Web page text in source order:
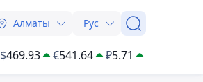
Алматы Рус
$469.93 €541.64 ₽5.71